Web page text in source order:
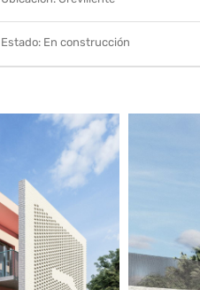
Estado: En construcción